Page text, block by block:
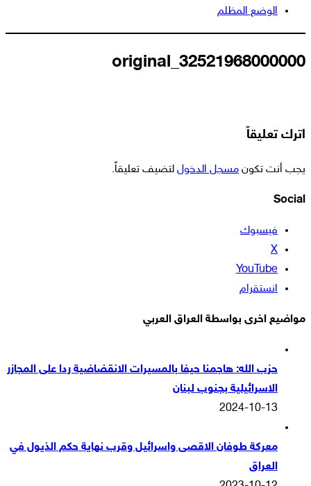
الوضع المظلم
32521968000000_original
اترك تعليقاً
يجب أنت تكون مسجل الدخول لتضيف تعليقاً.
Social
فيسبوك
‫X
‫YouTube
انستقرام
مواضيع اخرى بواسطة العراق العربي
حزب الله: هاجمنا حيفا بالمسيرات الانقضاضية ردا على المجازر
الاسرائيلية بجنوب لبنان
2024-10-13
معركة طوفان الاقصى واسرائيل وقرب نهاية حكم الذيول في
العراق